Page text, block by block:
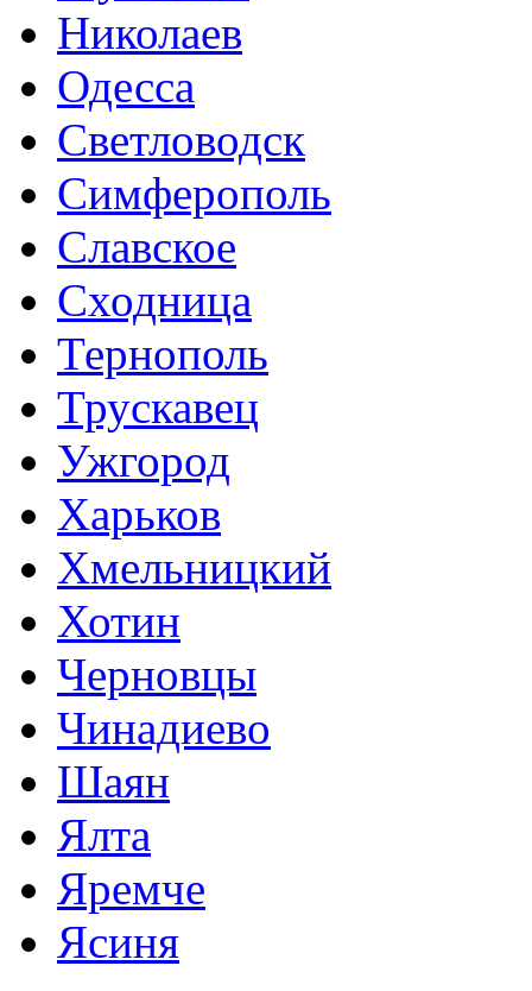
Николаев
Одесса
Светловодск
Симферополь
Славское
Сходница
Тернополь
Трускавец
Ужгород
Харьков
Хмельницкий
Хотин
Черновцы
Чинадиево
Шаян
Ялта
Яремче
Ясиня